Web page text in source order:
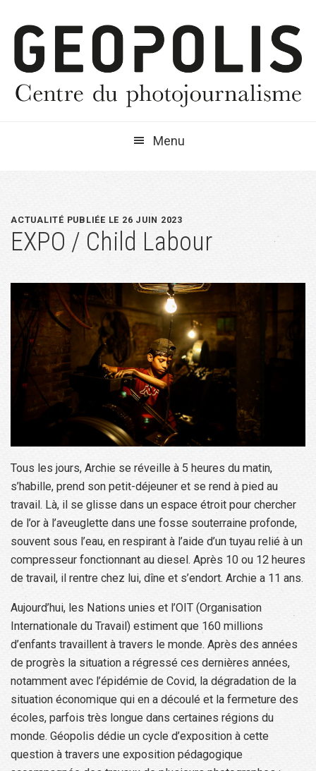
navigation
principale
contenu
principal
barre
latérale
Menu
ACTUALITÉ PUBLIÉE LE 26 JUIN 2023
EXPO / Child Labour
Tous les jours, Archie se réveille à 5 heures du matin,
s’habille, prend son petit-déjeuner et se rend à pied au
travail. Là, il se glisse dans un espace étroit pour chercher
de l’or à l’aveuglette dans une fosse souterraine profonde,
souvent sous l’eau, en respirant à l’aide d’un tuyau relié à un
compresseur fonctionnant au diesel. Après 10 ou 12 heures
de travail, il rentre chez lui, dîne et s’endort. Archie a 11 ans.
Aujourd’hui, les Nations unies et l’OIT (Organisation
Internationale du Travail) estiment que 160 millions
d’enfants travaillent à travers le monde. Après des années
de progrès la situation a régressé ces dernières années,
notamment avec l’épidémie de Covid, la dégradation de la
situation économique qui en a découlé et la fermeture des
écoles, parfois très longue dans certaines régions du
monde. Géopolis dédie un cycle d’exposition à cette
question à travers une exposition pédagogique